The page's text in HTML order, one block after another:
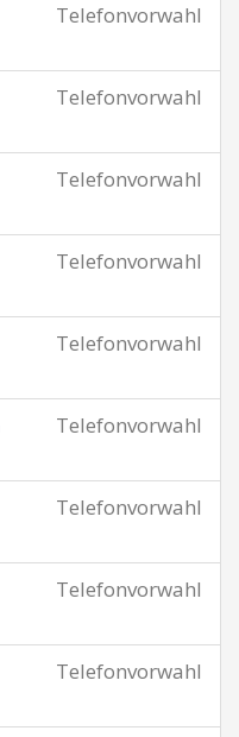
Telefonvorwahl
Telefonvorwahl
Telefonvorwahl
Telefonvorwahl
Telefonvorwahl
Telefonvorwahl
Telefonvorwahl
Telefonvorwahl
Telefonvorwahl